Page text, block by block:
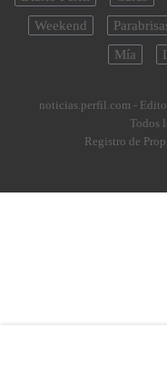
Weekend
Mía
noticias.perfil.com -
Todos
Registro de